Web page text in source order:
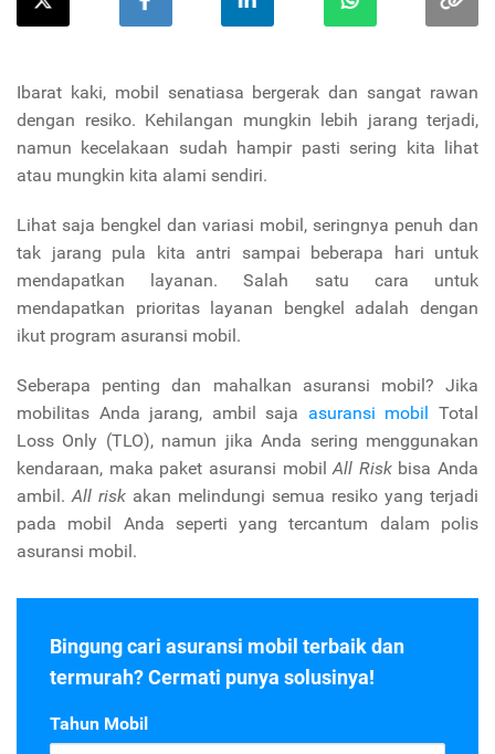
Ibarat kaki, mobil senatiasa bergerak dan sangat rawan
dengan resiko. Kehilangan mungkin lebih jarang terjadi,
namun kecelakaan sudah hampir pasti sering kita lihat
atau mungkin kita alami sendiri.
Lihat saja bengkel dan variasi mobil, seringnya penuh dan
tak jarang pula kita antri sampai beberapa hari untuk
mendapatkan layanan. Salah satu cara untuk
mendapatkan prioritas layanan bengkel adalah dengan
ikut program asuransi mobil.
Seberapa penting dan mahalkan asuransi mobil? Jika
mobilitas Anda jarang, ambil saja asuransi mobil
Total
Loss Only (TLO), namun jika Anda sering menggunakan
kendaraan, maka paket asuransi mobilAll Riskbisa Anda
ambil.All risk akan melindungi semua resiko yang terjadi
pada mobil Anda seperti yang tercantum dalam polis
asuransi mobil.
Bingung cari asuransi mobil terbaik dan
termurah? Cermati punya solusinya!
Tahun Mobil